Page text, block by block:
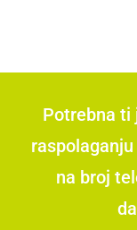
Potrebna ti
na broj